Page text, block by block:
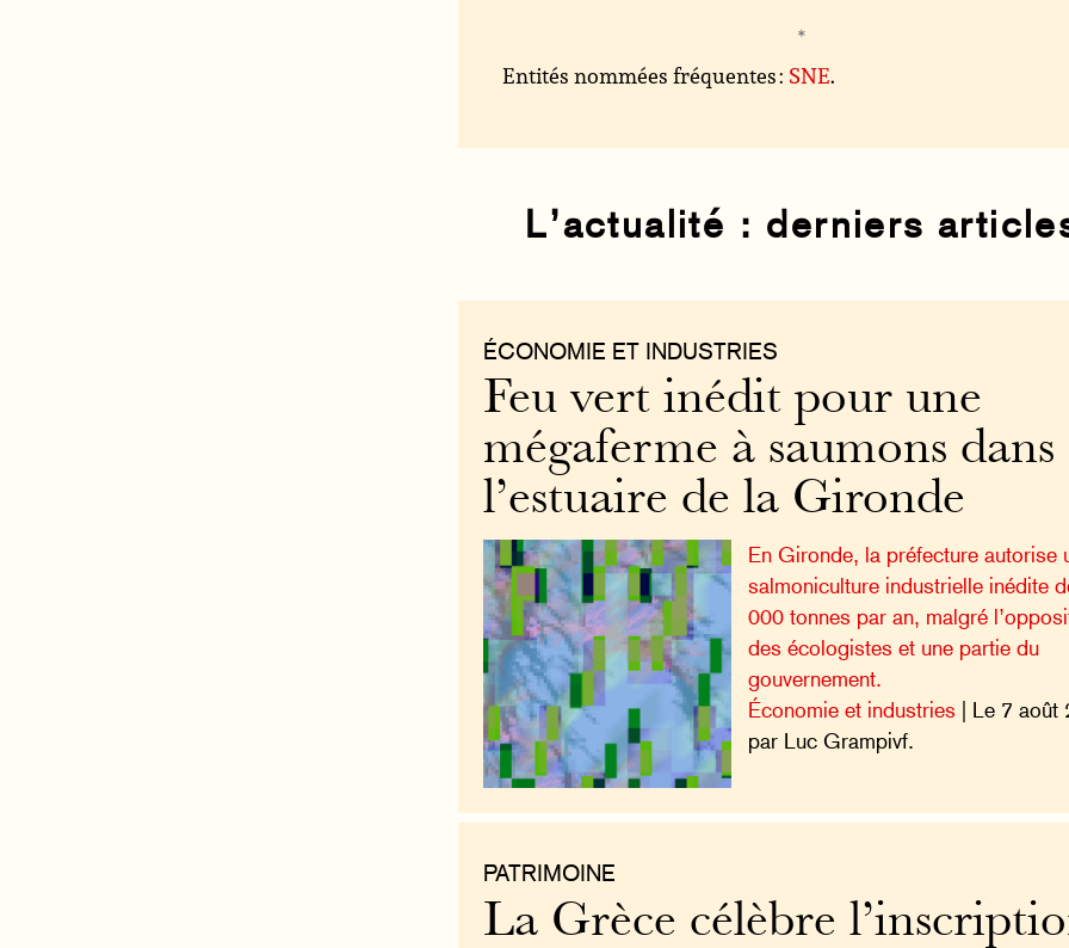
Entités nommées fréquentes : SNE.
L’actualité : derniers
ÉCONOMIE ET INDUSTRIES
Feu vert inédit pour une
mégaferme à saumons dans
l’estuaire de la Gironde
En Gironde, la préfecture autorise
salmoniculture industrielle inédite
000 tonnes par an, malgré
des écologistes et une partie du
gouvernement.
Économie et industries | Le 7 août
par Luc Grampivf.
PATRIMOINE
La Grèce célèbre